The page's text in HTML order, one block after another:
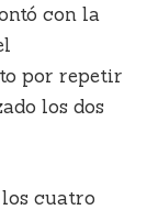
con la
por repetir
los dos
los cuatro